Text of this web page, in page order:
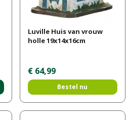
Luville Huis van vrouw
holle 19x14x16cm
€ 64,99
Bestel nu